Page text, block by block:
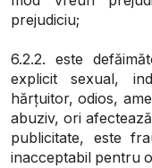
prejudiciu;
6.2.2. este
explicit sexual,
hărțuitor, odios,
abuziv, ori
publicitate, este
inacceptabil pentru